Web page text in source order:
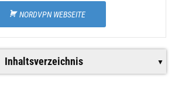
NORDVPN WEBSEITE
Inhaltsverzeichnis